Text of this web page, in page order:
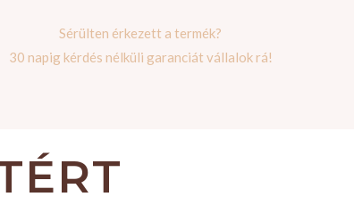
Sérülten érkezett a termék?
30 napig kérdés nélküli garanciát vállalok rá!